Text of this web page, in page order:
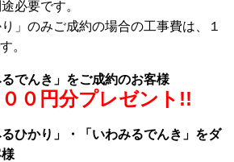
必要です。
のみご成約の場合の工事費は、１
。
るでんき」をご成約のお客様
０円分プレゼント!!
るひかり」・「いわみるでんき」をダ